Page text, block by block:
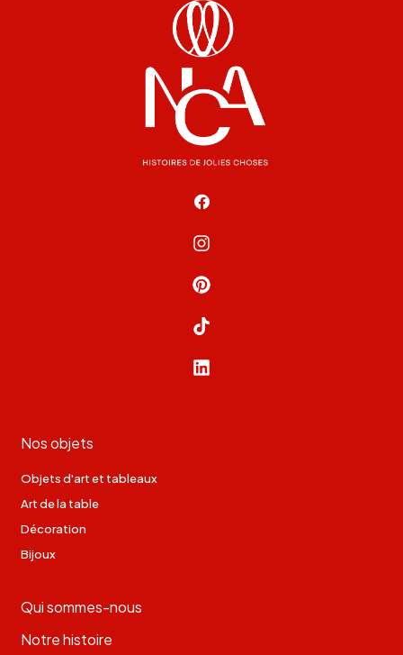
Nos objets
Objets d'art et tableaux
Art de la table
Décoration
Bijoux
Qui sommes-nous
Notre histoire